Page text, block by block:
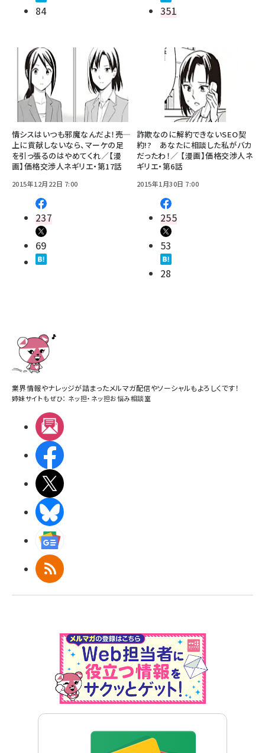
84
351
情シスはいつも邪魔なんだよ！――売
上に貢献しないなら、マーケの足
を引っ張るのはやめてくれ／【漫
画】価格交渉人ネギリエ・第17話
2015年12月22日 7:00
237
69
詐欺なのに解約できないSEO契
約!? あなたに相談した私がバカ
だったわ！／ 【漫画】価格交渉人ネ
ギリエ・第6話
2015年1月30日 7:00
255
53
28
業界情報やナレッジが詰まったメルマガ配信やソーシャルもよろしくです！
姉妹サイトもぜひ： ネッ担・ ネッ担お悩み相談室
RSS